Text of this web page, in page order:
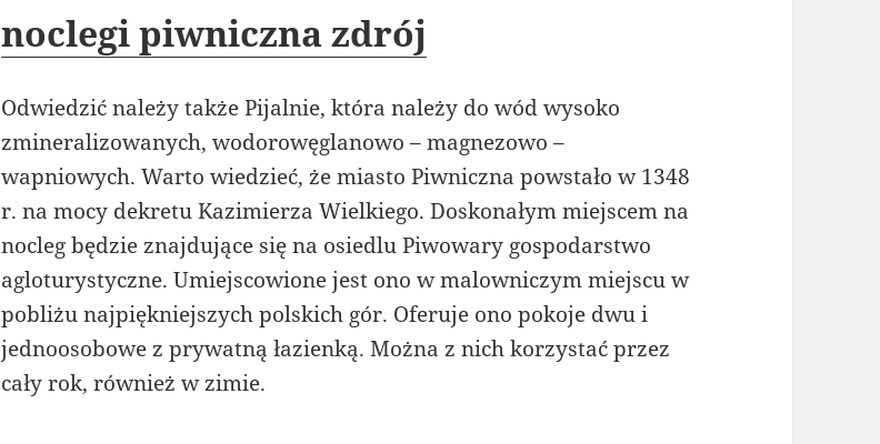
noclegi piwniczna zdrój
Odwiedzić należy także Pijalnie, która należy do wód wysoko
zmineralizowanych, wodorowęglanowo – magnezowo –
wapniowych. Warto wiedzieć, że miasto Piwniczna powstało w 1348
r. na mocy dekretu Kazimierza Wielkiego. Doskonałym miejscem na
nocleg będzie znajdujące się na osiedlu Piwowary gospodarstwo
agloturystyczne. Umiejscowione jest ono w malowniczym miejscu w
pobliżu najpiękniejszych polskich gór. Oferuje ono pokoje dwu i
jednoosobowe z prywatną łazienką. Można z nich korzystać przez
cały rok, również w zimie.